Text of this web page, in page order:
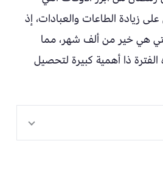
زيادة الطاعات والعبادات، إذ
هي خير من ألف شهر، مما
ذا أهمية كبيرة لتحصيل